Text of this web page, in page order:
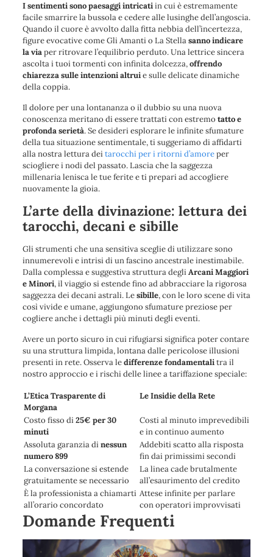
I sentimenti sono paesaggi intricatiin cui è estremamente
facile smarrire la bussola e cedere alle lusinghe dell’angoscia.
Quando il cuore è avvolto dalla fitta nebbia dell’incertezza,
figure evocative comeGli Amantio La Stellasanno indicare
la viaper ritrovare l’equilibrio perduto. Una lettrice sincera
ascolta i tuoi tormenti con infinita dolcezza,offrendo
chiarezza sulle intenzioni altruie sulle delicate dinamiche
della coppia.
Il dolore per una lontananza o il dubbio su una nuova
conoscenza meritano di essere trattati con estremo tatto e
profonda serietà. Se desideri esplorare le infinite sfumature
della tua situazione sentimentale, ti suggeriamo di affidarti
alla nostra lettura deitarocchi per i ritorni d’amoreper
sciogliere i nodi del passato. Lascia che la saggezza
millenaria lenisca le tue ferite e ti prepari ad accogliere
nuovamente la gioia.
L’arte della divinazione: lettura dei
tarocchi, decani e sibille
Gli strumenti che una sensitiva sceglie di utilizzare sono
innumerevolie intrisi di un fascino ancestrale inestimabile.
Dalla complessa e suggestiva struttura degliArcani Maggiori
e Minori, il viaggio si estende fino ad abbracciare la rigorosa
saggezza dei decani astrali.Lesibille, con le loro scene di vita
così vivide e umane,aggiungono sfumature prezioseper
cogliere anche i dettagli più minuti degli eventi.
Avere un porto sicuro in cui rifugiarsi significa poter contare
suuna struttura limpida,lontana dalle pericolose illusioni
presenti in rete. Osserva ledifferenze fondamentalitra il
nostro approccio e i rischi delle linee a tariffazione speciale:
L’Etica Trasparente di
Morgana
Le Insidie della Rete
Costo fisso di25€ per 30
minuti
Costi al minuto imprevedibili
e in continuo aumento
Assoluta garanzia dinessun
numero 899
Addebiti scatto alla risposta
fin dai primissimi secondi
La conversazione si estende
gratuitamente se necessario
La linea cade brutalmente
all’esaurimento del credito
È la professionista a chiamarti
all’orario concordato
Attese infinite per parlare
con operatori improvvisati
Domande Frequenti